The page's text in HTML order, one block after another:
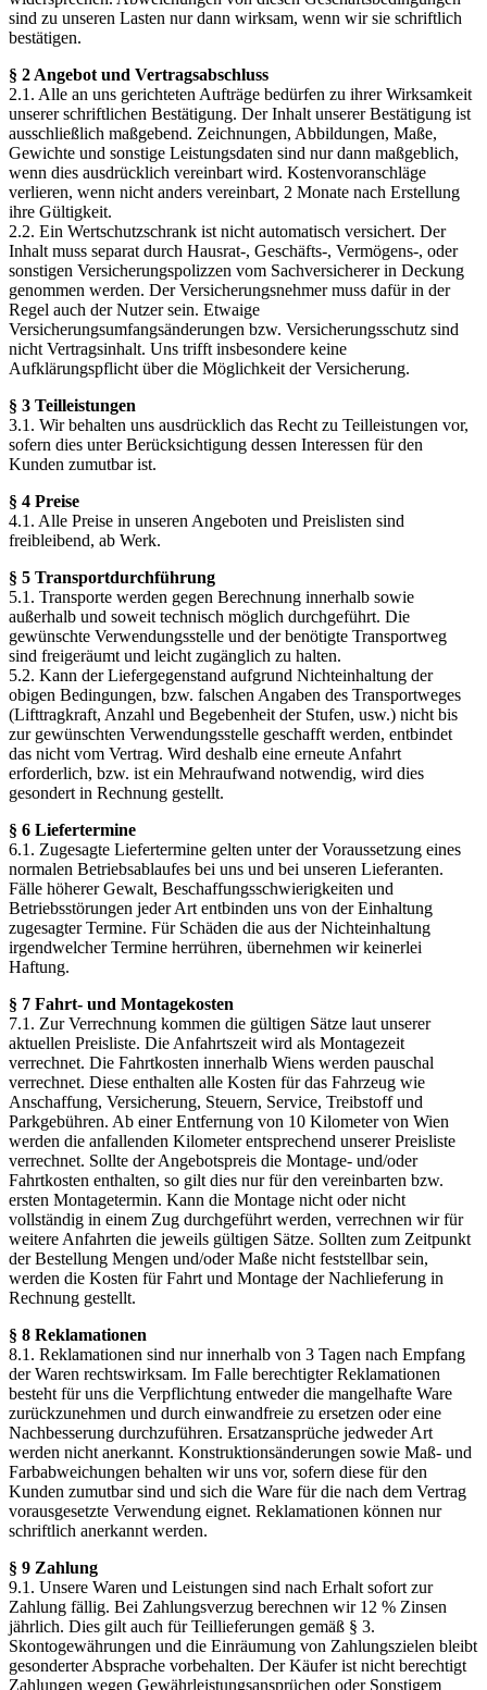
sind zu unseren Lasten nur dann wirksam, wenn wir sie schriftlich
bestätigen.
§ 2 Angebot und Vertragsabschluss
2.1. Alle an uns gerichteten Aufträge bedürfen zu ihrer Wirksamkeit
unserer schriftlichen Bestätigung. Der Inhalt unserer Bestätigung ist
ausschließlich maßgebend. Zeichnungen, Abbildungen, Maße,
Gewichte und sonstige Leistungsdaten sind nur dann maßgeblich,
wenn dies ausdrücklich vereinbart wird. Kostenvoranschläge
verlieren, wenn nicht anders vereinbart, 2 Monate nach Erstellung
ihre Gültigkeit.
2.2. Ein Wertschutzschrank ist nicht automatisch versichert. Der
Inhalt muss separat durch Hausrat-, Geschäfts-, Vermögens-, oder
sonstigen Versicherungspolizzen vom Sachversicherer in Deckung
genommen werden. Der Versicherungsnehmer muss dafür in der
Regel auch der Nutzer sein. Etwaige
Versicherungsumfangsänderungen bzw. Versicherungsschutz sind
nicht Vertragsinhalt. Uns trifft insbesondere keine
Aufklärungspflicht über die Möglichkeit der Versicherung.
§ 3 Teilleistungen
3.1. Wir behalten uns ausdrücklich das Recht zu Teilleistungen vor,
sofern dies unter Berücksichtigung dessen Interessen für den
Kunden zumutbar ist.
§ 4 Preise
4.1. Alle Preise in unseren Angeboten und Preislisten sind
freibleibend, ab Werk.
§ 5 Transportdurchführung
5.1. Transporte werden gegen Berechnung innerhalb sowie
außerhalb und soweit technisch möglich durchgeführt. Die
gewünschte Verwendungsstelle und der benötigte Transportweg
sind freigeräumt und leicht zugänglich zu halten.
5.2. Kann der Liefergegenstand aufgrund Nichteinhaltung der
obigen Bedingungen, bzw. falschen Angaben des Transportweges
(Lifttragkraft, Anzahl und Begebenheit der Stufen, usw.) nicht bis
zur gewünschten Verwendungsstelle geschafft werden, entbindet
das nicht vom Vertrag. Wird deshalb eine erneute Anfahrt
erforderlich, bzw. ist ein Mehraufwand notwendig, wird dies
gesondert in Rechnung gestellt.
§ 6 Liefertermine
6.1. Zugesagte Liefertermine gelten unter der Voraussetzung eines
normalen Betriebsablaufes bei uns und bei unseren Lieferanten.
Fälle höherer Gewalt, Beschaffungsschwierigkeiten und
Betriebsstörungen jeder Art entbinden uns von der Einhaltung
zugesagter Termine. Für Schäden die aus der Nichteinhaltung
irgendwelcher Termine herrühren, übernehmen wir keinerlei
Haftung.
§ 7 Fahrt- und Montagekosten
7.1. Zur Verrechnung kommen die gültigen Sätze laut unserer
aktuellen Preisliste. Die Anfahrtszeit wird als Montagezeit
verrechnet. Die Fahrtkosten innerhalb Wiens werden pauschal
verrechnet. Diese enthalten alle Kosten für das Fahrzeug wie
Anschaffung, Versicherung, Steuern, Service, Treibstoff und
Parkgebühren. Ab einer Entfernung von 10 Kilometer von Wien
werden die anfallenden Kilometer entsprechend unserer Preisliste
verrechnet. Sollte der Angebotspreis die Montage- und/oder
Fahrtkosten enthalten, so gilt dies nur für den vereinbarten bzw.
ersten Montagetermin. Kann die Montage nicht oder nicht
vollständig in einem Zug durchgeführt werden, verrechnen wir für
weitere Anfahrten die jeweils gültigen Sätze. Sollten zum Zeitpunkt
der Bestellung Mengen und/oder Maße nicht feststellbar sein,
werden die Kosten für Fahrt und Montage der Nachlieferung in
Rechnung gestellt.
§ 8 Reklamationen
8.1. Reklamationen sind nur innerhalb von 3 Tagen nach Empfang
der Waren rechtswirksam. Im Falle berechtigter Reklamationen
besteht für uns die Verpflichtung entweder die mangelhafte Ware
zurückzunehmen und durch einwandfreie zu ersetzen oder eine
Nachbesserung durchzuführen. Ersatzansprüche jedweder Art
werden nicht anerkannt. Konstruktionsänderungen sowie Maß- und
Farbabweichungen behalten wir uns vor, sofern diese für den
Kunden zumutbar sind und sich die Ware für die nach dem Vertrag
vorausgesetzte Verwendung eignet. Reklamationen können nur
schriftlich anerkannt werden.
§ 9 Zahlung
9.1. Unsere Waren und Leistungen sind nach Erhalt sofort zur
Zahlung fällig. Bei Zahlungsverzug berechnen wir 12 % Zinsen
jährlich. Dies gilt auch für Teillieferungen gemäß § 3.
Skontogewährungen und die Einräumung von Zahlungszielen bleibt
gesonderter Absprache vorbehalten. Der Käufer ist nicht berechtigt
Zahlungen wegen Gewährleistungsansprüchen oder Sonstigem